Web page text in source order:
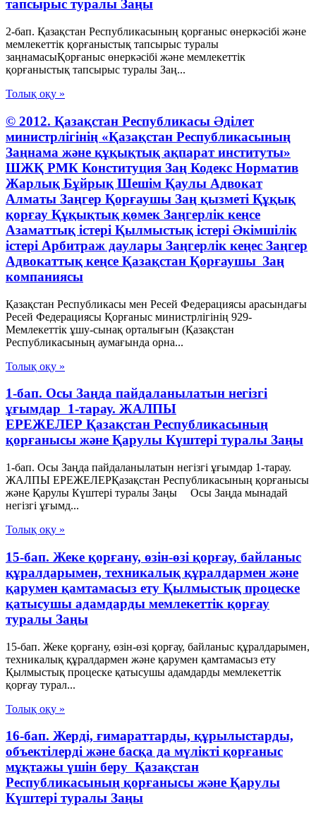
тапсырыс туралы Заңы
2-бап. Қазақстан Республикасының қорғаныс өнеркәсібі және
мемлекеттік қорғаныстық тапсырыс туралы
заңнамасыҚорғаныс өнеркәсібі және мемлекеттік
қорғаныстық тапсырыс туралы Заң...
Толық оқу »
© 2012. Қазақстан Республикасы Әділет
министрлігінің «Қазақстан Республикасының
Заңнама және құқықтық ақпарат институты»
ШЖҚ РМК Конституция Заң Кодекс Норматив
Жарлық Бұйрық Шешім Қаулы Адвокат
Алматы Заңгер Қорғаушы Заң қызметі Құқық
қорғау Құқықтық қөмек Заңгерлік кеңсе
Азаматтық істері Қылмыстық істері Әкімшілік
істері Арбитраж даулары Заңгерлік кеңес Заңгер
Адвокаттық кеңсе Қазақстан Қорғаушы Заң
компаниясы
Қазақстан Республикасы мен Ресей Федерациясы арасындағы
Ресей Федерациясы Қорғаныс министрлігінің 929-
Мемлекеттік ұшу-сынақ орталығын (Қазақстан
Республикасының аумағында орна...
Толық оқу »
1-бап. Осы Заңда пайдаланылатын негізгі
ұғымдар 1-тарау. ЖАЛПЫ
ЕРЕЖЕЛЕР Қазақстан Республикасының
қорғанысы және Қарулы Күштері туралы Заңы
1-бап. Осы Заңда пайдаланылатын негізгі ұғымдар 1-тарау.
ЖАЛПЫ ЕРЕЖЕЛЕРҚазақстан Республикасының қорғанысы
және Қарулы Күштері туралы Заңы Осы Заңда мынадай
негізгі ұғымд...
Толық оқу »
15-бап. Жеке қорғану, өзін-өзі қорғау, байланыс
құралдарымен, техникалық құралдармен және
қарумен қамтамасыз ету Қылмыстық процеске
қатысушы адамдарды мемлекеттік қорғау
туралы Заңы
15-бап. Жеке қорғану, өзін-өзі қорғау, байланыс құралдарымен,
техникалық құралдармен және қарумен қамтамасыз ету
Қылмыстық процеске қатысушы адамдарды мемлекеттік
қорғау турал...
Толық оқу »
16-бап. Жердi, ғимараттарды, құрылыстарды,
объектiлердi және басқа да мүлікті қорғаныс
мұқтажы үшiн беру Қазақстан
Республикасының қорғанысы және Қарулы
Күштері туралы Заңы